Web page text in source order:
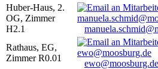
Huber-Haus, 2.
OG, Zimmer
H2.1
Rathaus, EG,
Zimmer R0.01
ewo@moosburg.de